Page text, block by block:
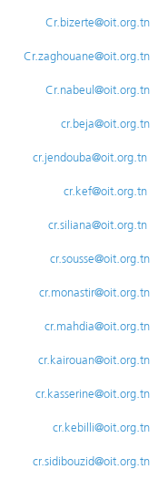
Cr.bizerte@oit.org.tn
Cr.zaghouane@oit.org.tn
Cr.nabeul@oit.org.tn
cr.beja@oit.org.tn
cr.jendouba@oit.org.tn
cr.kef@oit.org.tn
cr.siliana@oit.org.tn
cr.sousse@oit.org.tn
cr.monastir@oit.org.tn
cr.mahdia@oit.org.tn
cr.kairouan@oit.org.tn
cr.kasserine@oit.org.tn
cr.kebilli@oit.org.tn
cr.sidibouzid@oit.org.tn